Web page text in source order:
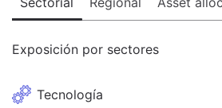
Exposición por sectores
Tecnología